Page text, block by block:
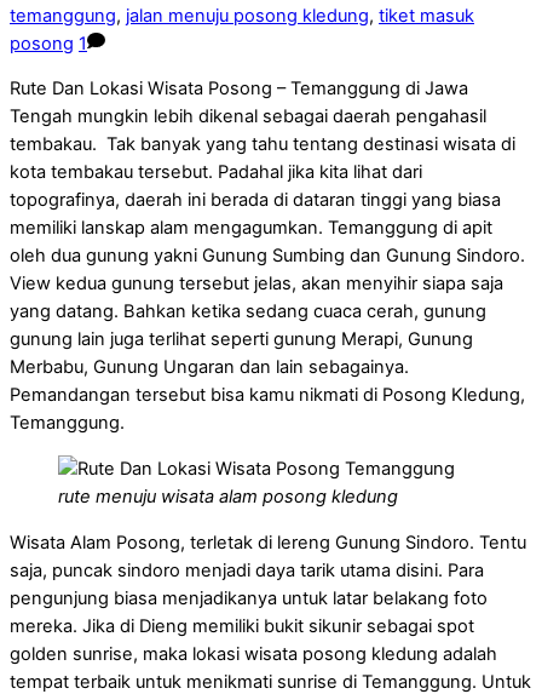
temanggung, jalan menuju posong kledung, tiket masuk
posong 1
Rute Dan Lokasi Wisata Posong – Temanggung di Jawa
Tengah mungkin lebih dikenal sebagai daerah pengahasil
tembakau. Tak banyak yang tahu tentang destinasi wisata di
kota tembakau tersebut. Padahal jika kita lihat dari
topografinya, daerah ini berada di dataran tinggi yang biasa
memiliki lanskap alam mengagumkan. Temanggung di apit
oleh dua gunung yakni Gunung Sumbing dan Gunung Sindoro.
View kedua gunung tersebut jelas, akan menyihir siapa saja
yang datang. Bahkan ketika sedang cuaca cerah, gunung
gunung lain juga terlihat seperti gunung Merapi, Gunung
Merbabu, Gunung Ungaran dan lain sebagainya.
Pemandangan tersebut bisa kamu nikmati di Posong Kledung,
Temanggung.
rute menuju wisata alam posong kledung
Wisata Alam Posong, terletak di lereng Gunung Sindoro. Tentu
saja, puncak sindoro menjadi daya tarik utama disini. Para
pengunjung biasa menjadikanya untuk latar belakang foto
mereka. Jika di Dieng memiliki bukit sikunir sebagai spot
golden sunrise, maka lokasi wisata posong kledung adalah
tempat terbaik untuk menikmati sunrise di Temanggung. Untuk